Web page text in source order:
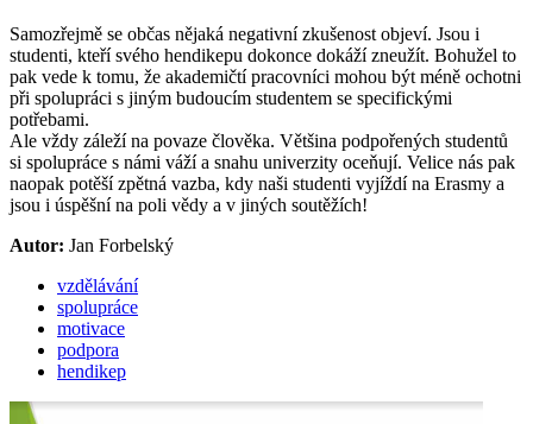
Samozřejmě se občas nějaká negativní zkušenost objeví. Jsou i
studenti, kteří svého hendikepu dokonce dokáží zneužít. Bohužel to
pak vede k tomu, že akademičtí pracovníci mohou být méně ochotni
při spolupráci s jiným budoucím studentem se specifickými
potřebami.
Ale vždy záleží na povaze člověka. Většina podpořených studentů
si spolupráce s námi váží a snahu univerzity oceňují. Velice nás pak
naopak potěší zpětná vazba, kdy naši studenti vyjíždí na Erasmy a
jsou i úspěšní na poli vědy a v jiných soutěžích!
Autor: Jan Forbelský
vzdělávání
spolupráce
motivace
podpora
hendikep